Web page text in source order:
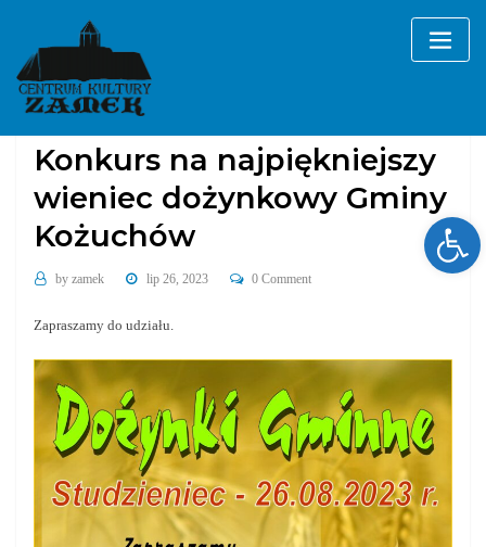
content
Bez kategorii
Konkurs na najpiękniejszy
wieniec dożynkowy Gminy
Kożuchów
by zamek lip 26, 2023 0 Comment
Zapraszamy do udziału.